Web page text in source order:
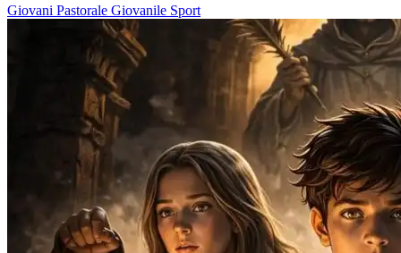
Giovani Pastorale Giovanile Sport